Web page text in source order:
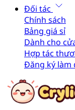
Đối tác
Chính sách
Bảng giá sỉ
Dành cho
Hợp tác
Đăng ký làm